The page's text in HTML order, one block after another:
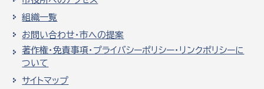
組織一覧
お問い合わせ・市への提案
著作権・免責事項・プライバシーポリシー・リンクポリシーに
ついて
サイトマップ